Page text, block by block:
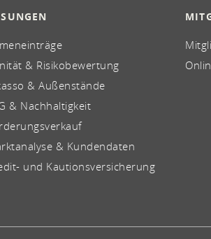
& Risikobewertung
& Außenstände
& Nachhaltigkeit
& Kundendaten
und Kautionsversicherung